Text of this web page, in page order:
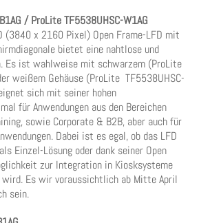
/ ProLite TF5538UHSC-W1AG
(3840 x 2160 Pixel) Open Frame-LFD mit
bietet eine nahtlose und
Es ist wahlweise mit schwarzem (ProLite
weißem Gehäuse (ProLite TF5538UHSC-
sich mit seiner hohen
für Anwendungen aus den Bereichen
sowie Corporate & B2B, aber auch für
Dabei ist es egal, ob das LFD
Einzel-Lösung oder dank seiner Open
zur Integration in Kiosksysteme
Es wir voraussichtlich ab Mitte April
sein.